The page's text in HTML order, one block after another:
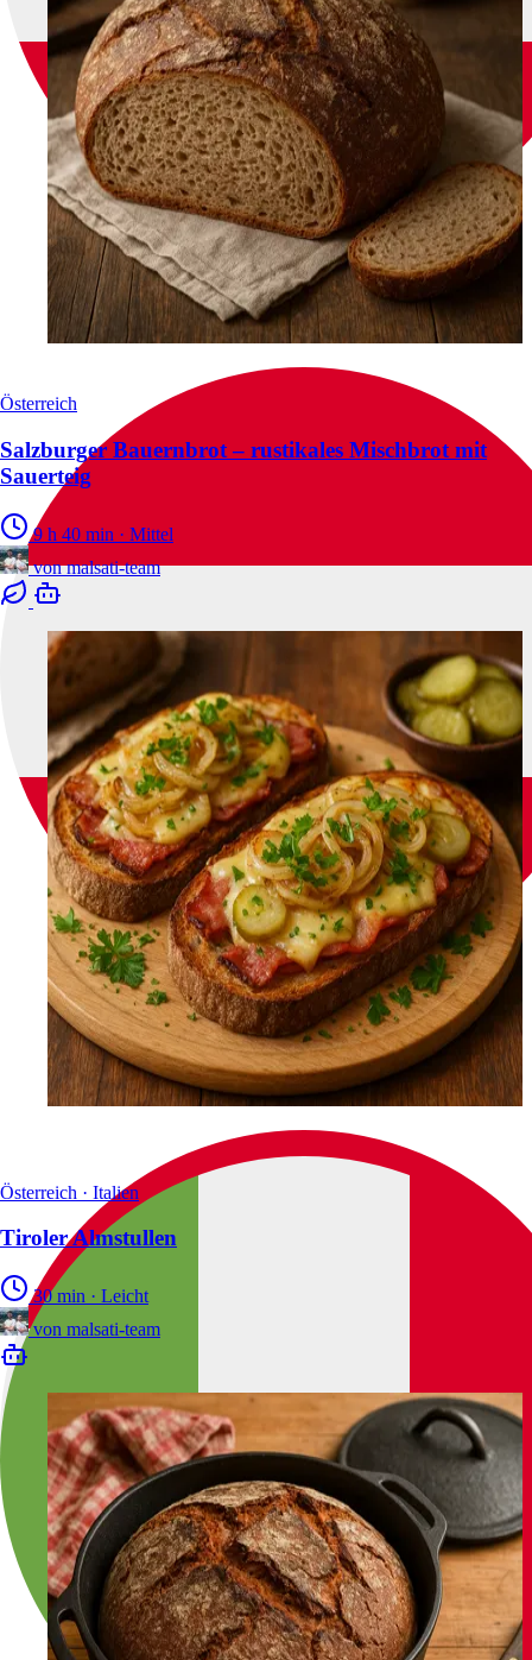
Österreich
Salzburger Bauernbrot – rustikales Mischbrot mit
Sauerteig
9 h 40 min · Mittel
von malsati-team
Österreich · Italien
Tiroler Almstullen
30 min · Leicht
von malsati-team